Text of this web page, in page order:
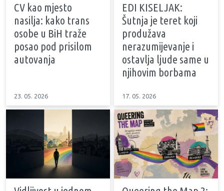
CV kao mjesto
nasilja: kako trans
osobe u BiH traže
posao pod prisilom
autovanja
23. 05. 2026
EDI KISELJAK:
Šutnja je teret koji
produžava
nerazumijevanje i
ostavlja ljude same u
njihovim borbama
17. 05. 2026